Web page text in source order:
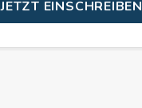
JETZT EINSCHREIBEN